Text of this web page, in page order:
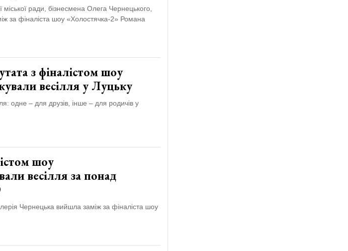
ради, бізнесмена Олега Чернецького,
за фіналіста шоу «Холостячка-2» Романа
з фіналістом шоу
весілля у Луцьку
одне – для друзів, інше – для родичів у
шоу
весілля за понад
Чернецька вийшла заміж за фіналіста шоу